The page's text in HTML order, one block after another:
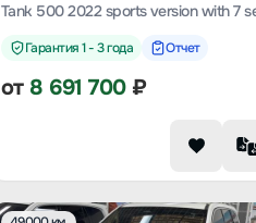
Гарантия 1 - 3 года Отчет
от 8 691 700₽